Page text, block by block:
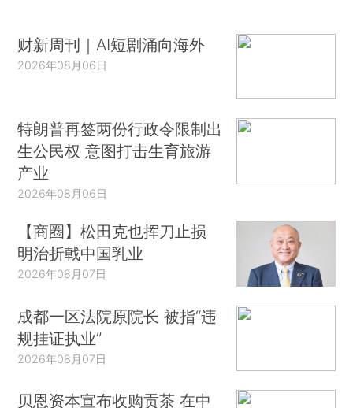
财新周刊｜AI短剧涌向海外
2026年08月06日
特朗普再签两份行政令限制出
生公民权 意图打击生育旅游
产业
2026年08月06日
【商圈】松田克也挥刀止损
明治折戟中国乳业
2026年08月07日
成都一区法院原院长 被指“违
规挂证执业”
2026年08月07日
贝恩资本宣布收购贡茶 在中